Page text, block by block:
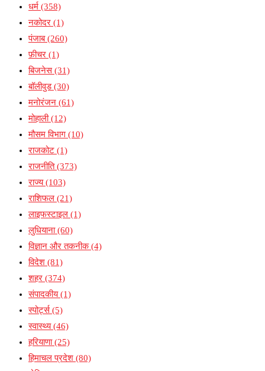
धर्म (358)
नकोदर (1)
पंजाब(260)
फ़ीचर (1)
बिजनेस(31)
बॉलीवुड(30)
मनोरंजन (61)
मोहाली(12)
मौसम विभाग (10)
राजकोट (1)
राजनीति(373)
राज्य(103)
राशिफल (21)
लाइफस्टाइल (1)
लुधियाना(60)
विज्ञान और तकनीक(4)
विदेश (81)
शहर (374)
संपादकीय(1)
स्पोर्ट्स(5)
स्वास्थ्य(46)
हरियाणा(25)
हिमाचल प्रदेश (80)